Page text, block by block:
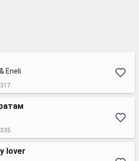
Eneli
317
335
lover